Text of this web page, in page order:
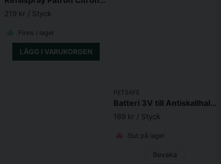
219 kr / Styck
Finns i lager
LÄGG I VARUKORGEN
PETSAFE
Batteri 3V till Antiskallhalsband
189 kr / Styck
Slut på lager
Bevaka